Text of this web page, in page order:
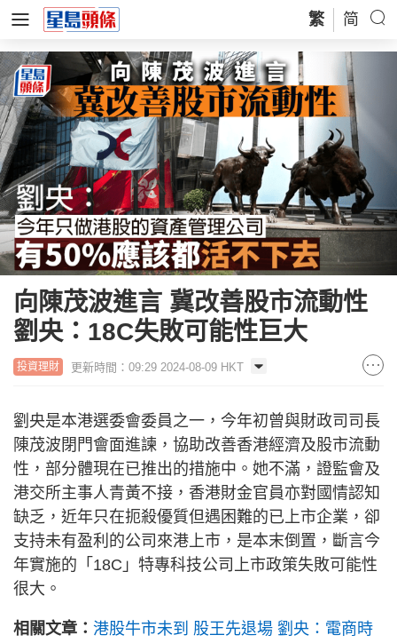
繁 简
向陳茂波進言 冀改善股市流動性
劉央：18C失敗可能性巨大
投資理財 更新時間：09:29 2024-08-09 HKT
劉央是本港選委會委員之一，今年初曾與財政司司長
陳茂波閉門會面進諫，協助改善香港經濟及股市流動
性，部分體現在已推出的措施中。她不滿，證監會及
港交所主事人青黃不接，香港財金官員亦對國情認知
缺乏，近年只在扼殺優質但遇困難的已上市企業，卻
支持未有盈利的公司來港上市，是本末倒置，斷言今
年實施的「18C」特專科技公司上市政策失敗可能性
很大。
相關文章： 港股牛市未到 股王先退場 劉央：電商時